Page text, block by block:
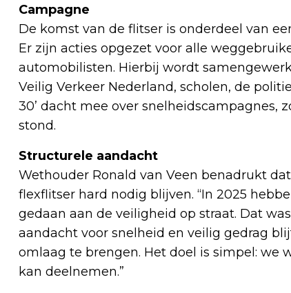
Campagne
De komst van de flitser is onderdeel van
Er zijn acties opgezet voor alle
automobilisten. Hierbij wordt
Veilig Verkeer Nederland, scholen, de
30’ dacht mee over snelheidscampagnes,
stond.
Structurele aandacht
Wethouder Ronald van Veen benadrukt
flexflitser hard nodig blijven. “In 2025
gedaan aan de veiligheid op straat. Dat
aandacht voor snelheid en veilig gedrag
omlaag te brengen. Het doel is simpel: we
kan deelnemen.”